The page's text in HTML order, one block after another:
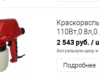
2 543 руб. /
Актуальную цену и
Подробнее